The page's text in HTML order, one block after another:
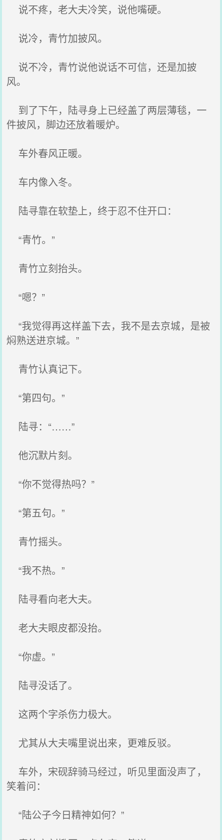
说不疼，老大夫冷笑，说他嘴硬。
说冷，青竹加披风。
说不冷，青竹说他说话不可信，还是加披
风。
到了下午，陆寻身上已经盖了两层薄毯，一
件披风，脚边还放着暖炉。
车外春风正暖。
车内像入冬。
陆寻靠在软垫上，终于忍不住开口：
“青竹。”
青竹立刻抬头。
“嗯？”
“我觉得再这样盖下去，我不是去京城，是被
焖熟送进京城。”
青竹认真记下。
“第四句。”
陆寻：“……”
他沉默片刻。
“你不觉得热吗？”
“第五句。”
青竹摇头。
“我不热。”
陆寻看向老大夫。
老大夫眼皮都没抬。
“你虚。”
陆寻没话了。
这两个字杀伤力极大。
尤其从大夫嘴里说出来，更难反驳。
车外，宋砚辞骑马经过，听见里面没声了，
笑着问：
“陆公子今日精神如何？”